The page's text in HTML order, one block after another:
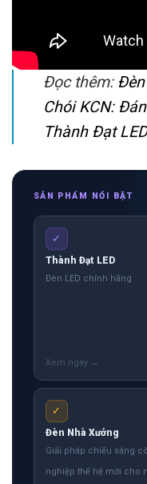
Đọc thêm:
Chói KCN:
Thành Đạt LED
SẢN PHẨM NỔI BẬT
✓
Thành Đạt LED
Đèn LED chính hãng
✓
Đèn Nhà Xưởng
Giải pháp chiếu sáng
nghiệp thế hệ mới cho